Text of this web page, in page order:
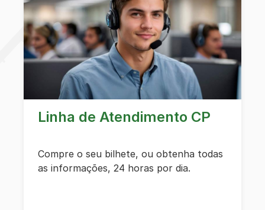
Linha de Atendimento CP
Compre o seu bilhete, ou obtenha todas
as informações, 24 horas por dia.